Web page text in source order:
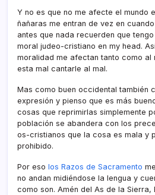
Y no es que no me afecte el mundo
ñañaras me entran de vez en
antes que nada recuerden que
moral judeo-cristiano en my head.
moralidad me afectan tanto como al
esta mal cantarle al mal.
Mas como buen occidental también
expresión y pienso que es más
cosas que reprimirlas simplemente
población se abandera con los
os-cristianos que la cosa es mala y
prohibido.
Por eso los Razos de Sacramento
no andan midiéndose la lengua y
como son. Amén del As de la Sierra,